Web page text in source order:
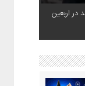
اربعین